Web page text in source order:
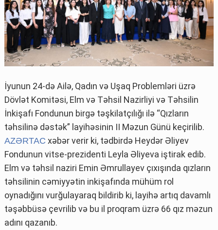
İyunun 24-də Ailə, Qadın və Uşaq Problemləri üzrə
Dövlət Komitəsi, Elm və Təhsil Nazirliyi və Təhsilin
İnkişafı Fondunun birgə təşkilatçılığı ilə “Qızların
təhsilinə dəstək” layihəsinin II Məzun Günü keçirilib.
AZƏRTAC xəbər verir ki, tədbirdə Heydər Əliyev
Fondunun vitse-prezidenti Leyla Əliyeva iştirak edib.
Elm və təhsil naziri Emin Əmrullayev çıxışında qızların
təhsilinin cəmiyyətin inkişafında mühüm rol
oynadığını vurğulayaraq bildirib ki, layihə artıq davamlı
təşəbbüsə çevrilib və bu il proqram üzrə 66 qız məzun
adını qazanıb.